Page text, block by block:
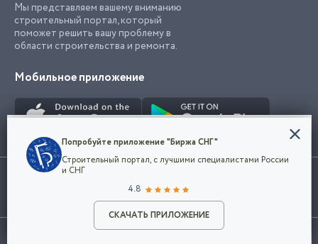
Разместить объявление
Мы представляем вашему вниманию
строительный портал, который
поможет решить вашу проблему в
области строительства и ремонта.
Мобильное приложение
Использование сайта, в том числе подача объявлений, означает
марки представленные на сайте являются собственностью их
©2026Биржа СНГ
Конфиденциальность
Мы используем файлы cookie, чтобы сделать
наш сайт удобным для каждого
Политикой конфиденциальности компании
и принимаете условия использования cookie.
Попробуйте приложение "Биржа СНГ"
Строительный портал, с лучшими специалистами России
и СНГ
4.8
СКАЧАТЬ ПРИЛОЖЕНИЕ